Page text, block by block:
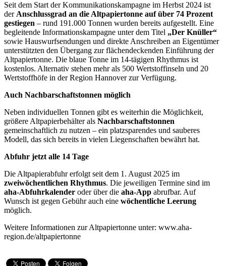
Seit dem Start der Kommunikationskampagne im Herbst 2024 ist
der Anschlussgrad an die Altpapiertonne auf über 74 Prozent
gestiegen – rund 191.000 Tonnen wurden bereits aufgestellt. Eine
begleitende Informationskampagne unter dem Titel „Der Knüller“
sowie Hauswurfsendungen und direkte Anschreiben an Eigentümer
unterstützten den Übergang zur flächendeckenden Einführung der
Altpapiertonne. Die blaue Tonne im 14-tägigen Rhythmus ist
kostenlos. Alternativ stehen mehr als 500 Wertstoffinseln und 20
Wertstoffhöfe in der Region Hannover zur Verfügung.
Auch Nachbarschaftstonnen möglich
Neben individuellen Tonnen gibt es weiterhin die Möglichkeit,
größere Altpapierbehälter als Nachbarschaftstonnen
gemeinschaftlich zu nutzen – ein platzsparendes und sauberes
Modell, das sich bereits in vielen Liegenschaften bewährt hat.
Abfuhr jetzt alle 14 Tage
Die Altpapierabfuhr erfolgt seit dem 1. August 2025 im
zweiwöchentlichen Rhythmus. Die jeweiligen Termine sind im
aha-Abfuhrkalender oder über die aha-App abrufbar. Auf
Wunsch ist gegen Gebühr auch eine wöchentliche Leerung
möglich.
Weitere Informationen zur Altpapiertonne unter: www.aha-
region.de/altpapiertonne